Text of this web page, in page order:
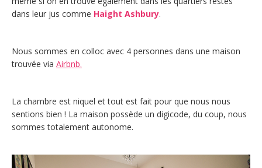
dans leur jus comme Haight Ashbury.
Nous sommes en colloc avec 4 personnes dans une maison
trouvée via Airbnb.
La chambre est niquel et tout est fait pour que nous nous
sentions bien ! La maison possède un digicode, du coup, nous
sommes totalement autonome.